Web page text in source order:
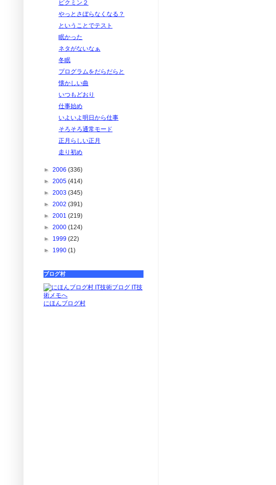
ピクミン２
やっとさぼらなくなる？
ということでテスト
眠かった
ネタがないなぁ
冬眠
プログラムをだらだらと
懐かしい曲
いつもどおり
仕事始め
いよいよ明日から仕事
そろそろ通常モード
正月らしい正月
走り初め
► 2006 (336)
► 2005 (414)
► 2003 (345)
► 2002 (391)
► 2001 (219)
► 2000 (124)
► 1999 (22)
► 1990 (1)
ブログ村
にほんブログ村